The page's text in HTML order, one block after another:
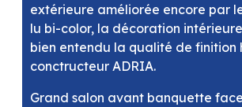
extérieure améliorée encore par
lu bi-color, la décoration
bien entendu la qualité de finition
conctructeur ADRIA.
Grand salon avant banquette